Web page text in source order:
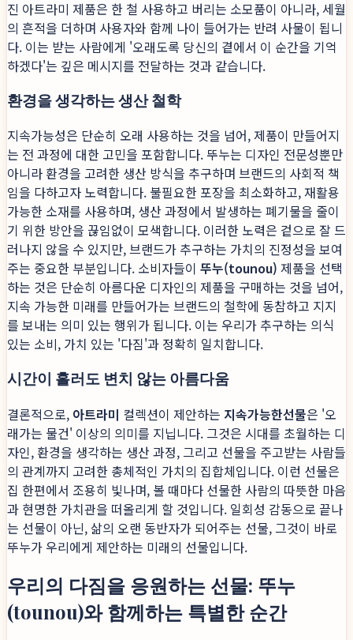
진 아트라미 제품은 한 철 사용하고 버리는 소모품이 아니라, 세월
의 흔적을 더하며 사용자와 함께 나이 들어가는 반려 사물이 됩니
다. 이는 받는 사람에게 '오래도록 당신의 곁에서 이 순간을 기억
하겠다'는 깊은 메시지를 전달하는 것과 같습니다.
환경을 생각하는 생산 철학
지속가능성은 단순히 오래 사용하는 것을 넘어, 제품이 만들어지
는 전 과정에 대한 고민을 포함합니다. 뚜누는 디자인 전문성뿐만
아니라 환경을 고려한 생산 방식을 추구하며 브랜드의 사회적 책
임을 다하고자 노력합니다. 불필요한 포장을 최소화하고, 재활용
가능한 소재를 사용하며, 생산 과정에서 발생하는 폐기물을 줄이
기 위한 방안을 끊임없이 모색합니다. 이러한 노력은 겉으로 잘 드
러나지 않을 수 있지만, 브랜드가 추구하는 가치의 진정성을 보여
주는 중요한 부분입니다. 소비자들이 뚜누(tounou) 제품을 선택
하는 것은 단순히 아름다운 디자인의 제품을 구매하는 것을 넘어,
지속 가능한 미래를 만들어가는 브랜드의 철학에 동참하고 지지
를 보내는 의미 있는 행위가 됩니다. 이는 우리가 추구하는 의식
있는 소비, 가치 있는 '다짐'과 정확히 일치합니다.
시간이 흘러도 변치 않는 아름다움
결론적으로, 아트라미 컬렉션이 제안하는 지속가능한선물은 '오
래가는 물건' 이상의 의미를 지닙니다. 그것은 시대를 초월하는 디
자인, 환경을 생각하는 생산 과정, 그리고 선물을 주고받는 사람들
의 관계까지 고려한 총체적인 가치의 집합체입니다. 이런 선물은
집 한편에서 조용히 빛나며, 볼 때마다 선물한 사람의 따뜻한 마음
과 현명한 가치관을 떠올리게 할 것입니다. 일회성 감동으로 끝나
는 선물이 아닌, 삶의 오랜 동반자가 되어주는 선물, 그것이 바로
뚜누가 우리에게 제안하는 미래의 선물입니다.
우리의 다짐을 응원하는 선물: 뚜누
(tounou)와 함께하는 특별한 순간